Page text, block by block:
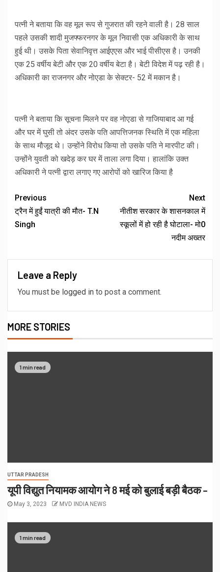
पत्नी ने बताया कि वह मूल रूप से गुजरात की रहने वाली है। 28 साल
पहले उसकी शादी मुजफ्फरनगर के मूल निवासी एक अधिकारी के साथ
हुई थी। उसके पिता सेवानिवृत्त आईएएस और भाई पीसीएस है। उनकी
एक 25 वर्षीय बेटी और एक 20 वर्षीय बेटा है। बेटी विदेश में पढ़ रही है।
अधिकारी का राजनगर और नोएडा के सेक्टर- 52 में मकान है।
पत्नी ने बताया कि सूचना मिलने पर वह नोएडा से गाजियाबाद आ गई
और घर में घुसी तो अंदर उसके पति आपत्तिजनक स्थिति में एक महिला
के साथ मौजूद थे। उन्होंने विरोध किया तो उसके पति ने मारपीट की।
उन्होंने युवती को खदेड़ कर घर में ताला लगा दिया। हालांकि उक्त
अधिकारी ने पत्नी द्वारा लगाए गए आरोपों को खारिज किया है
Previous
ट्रैन में हुईं यात्री की मौत- T.N
Singh
Next
नीतीश सरकार के शासनकाल में
स्कूलों में हो रही है घोटाला- मो0
नदीम अख्तर
Leave a Reply
You must be logged in to post a comment.
MORE STORIES
1 min read
UTTAR PRADESH
यूपी विद्युत नियामक आयोग ने 8 मई को बुलाई बड़ी बैठक –
May 3, 2023 MVD INDIA NEWS
1 min read